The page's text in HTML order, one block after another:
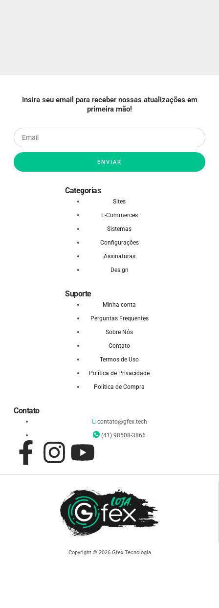
Insira seu email para receber nossas atualizações em
primeira mão!
ENVIAR
Categorias
Sites
E-Commerces
Sistemas
Configurações
Assinaturas
Design
Suporte
Minha conta
Perguntas Frequentes
Sobre Nós
Contato
Termos de Uso
Política de Privacidade
Política de Compra
Contato
contato@gfex.tech
(41) 98508-3866
Copyright © 2026 Gfex Tecnologia